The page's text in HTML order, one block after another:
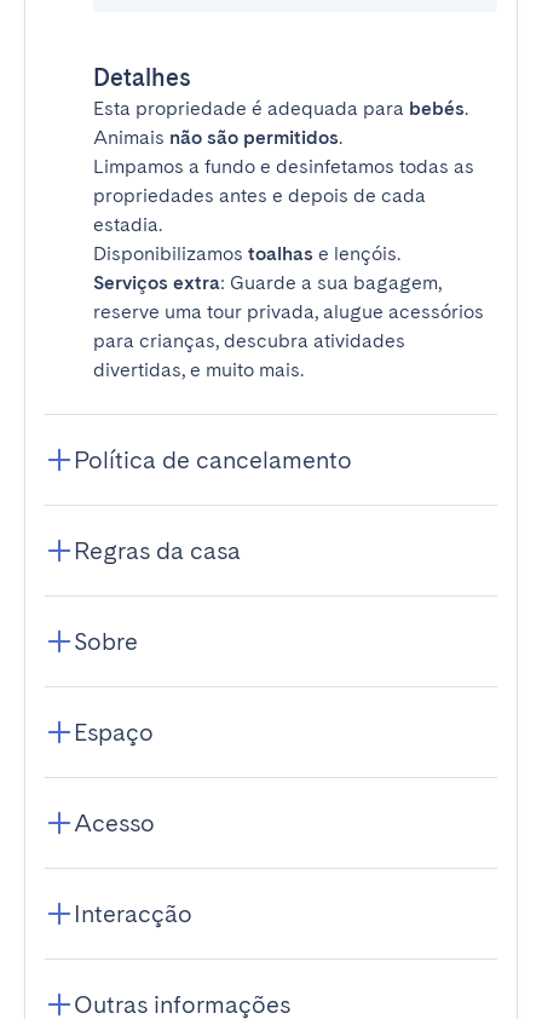
Detalhes
Esta propriedade é adequada para bebés.
Animais não são permitidos.
Limpamos a fundo e desinfetamos todas as
propriedades antes e depois de cada
estadia.
Disponibilizamos toalhas e lençóis.
Serviços extra: Guarde a sua bagagem,
reserve uma tour privada, alugue acessórios
para crianças, descubra atividades
divertidas, e muito mais.
Política de cancelamento
Regras da casa
Sobre
Espaço
Acesso
Interacção
Outras informações